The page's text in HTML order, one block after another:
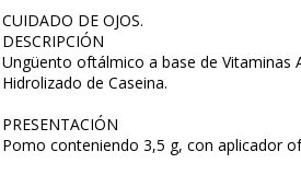
CUIDADO DE OJOS.
DESCRIPCIÓN
Ungüento oftálmico a base de Vitaminas
Hidrolizado de Caseina.
PRESENTACIÓN
Pomo conteniendo 3,5 g, con aplicador